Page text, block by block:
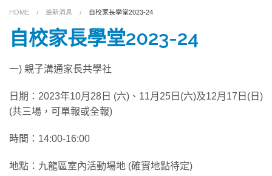
關於我們
捐助我們
HOME 最新消息 自校家長學堂2023-24
自校家長學堂2023-24
一) 親子溝通家長共學社
日期：2023年10月28日 (六)、11月25日(六)及12月17日(日)
(共三場，可單報或全報)
時間：14:00-16:00
地點：九龍區室內活動場地 (確實地點待定)